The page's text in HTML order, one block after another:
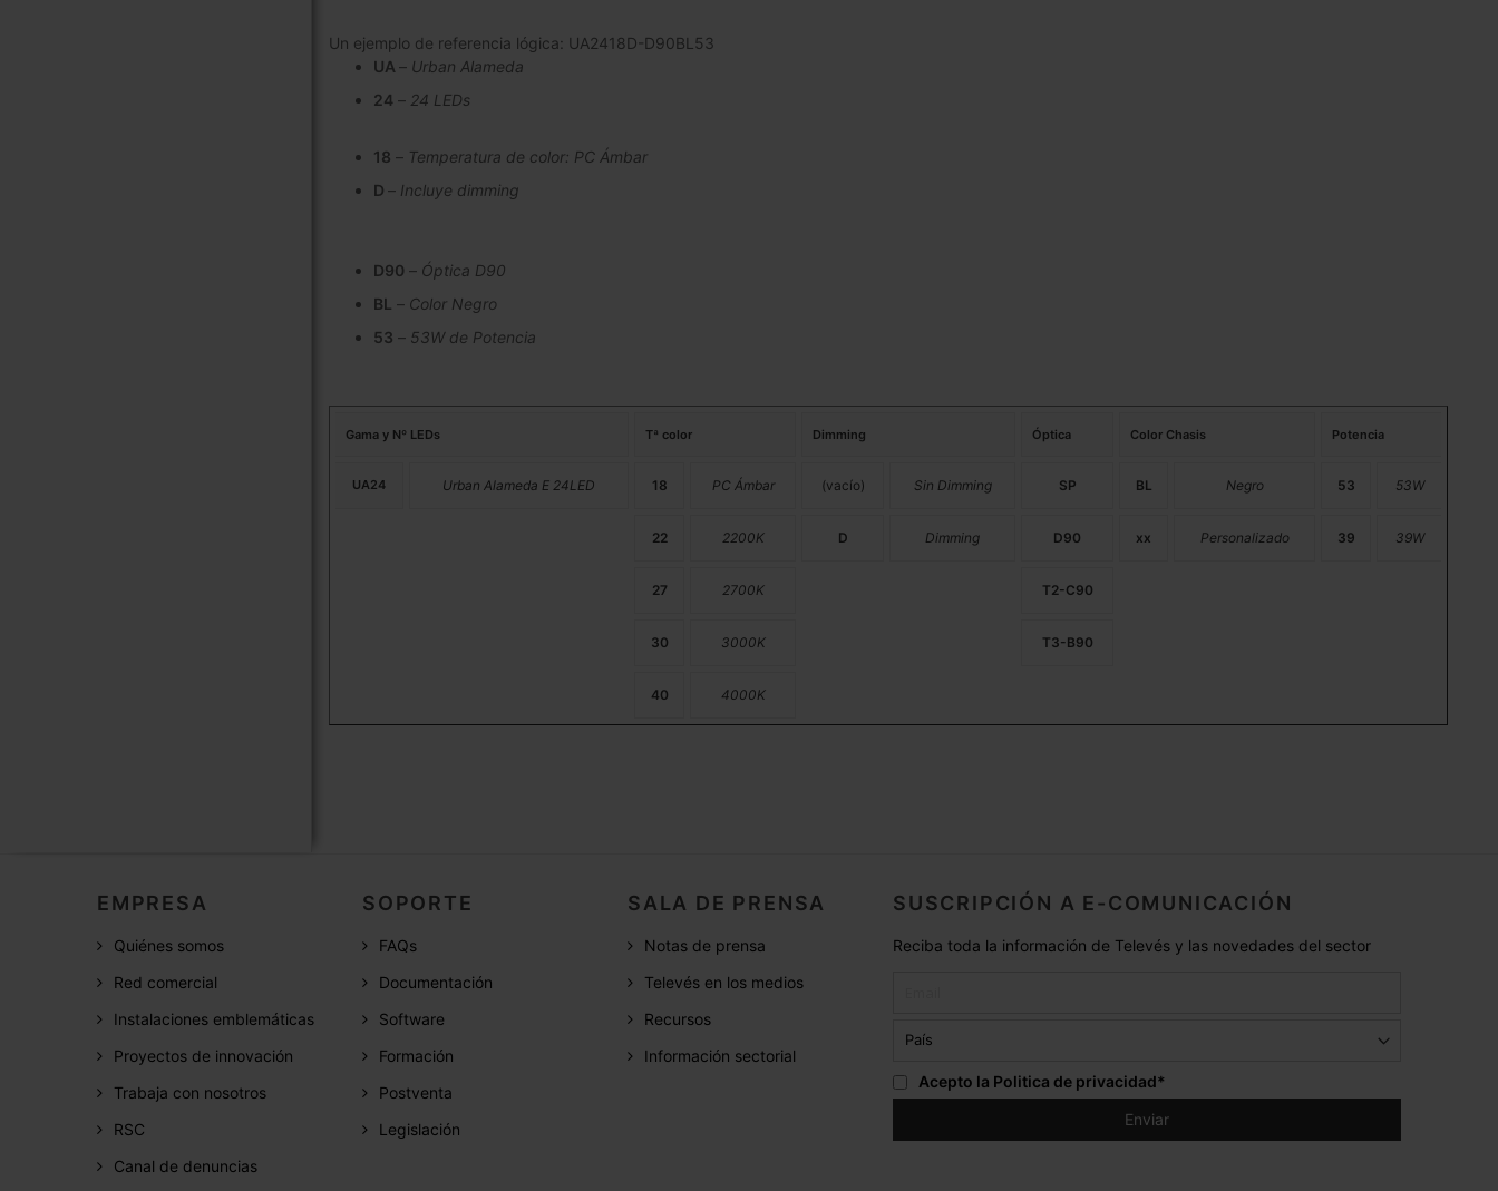
Un ejemplo de referencia lógica: UA2418D-D90BL53
UA – Urban Alameda
24 – 24 LEDs
18 – Temperatura de color: PC Ámbar
D – Incluye dimming
D90 – Óptica D90
BL – Color Negro
53 – 53W de Potencia
Gama y Nº LEDs Tª color Dimming Óptica Color Chasis Potencia
UA24 Urban Alameda E 24LED 18 PC Ámbar (vacío) Sin Dimming SP BL Negro 53 53W
22 2200K D Dimming D90 xx Personalizado 39 39W
27 2700K T2-C90
30 3000K T3-B90
40 4000K
EMPRESA
Quiénes somos
Red comercial
Instalaciones emblemáticas
Proyectos de innovación
Trabaja con nosotros
RSC
Canal de denuncias
SOPORTE
FAQs
Documentación
Software
Formación
Postventa
Legislación
SALA DE PRENSA
Notas de prensa
Televés en los medios
Recursos
Información sectorial
SUSCRIPCIÓN A E-COMUNICACIÓN
Reciba toda la información de Televés y las novedades del sector
Acepto la Politica de privacidad*